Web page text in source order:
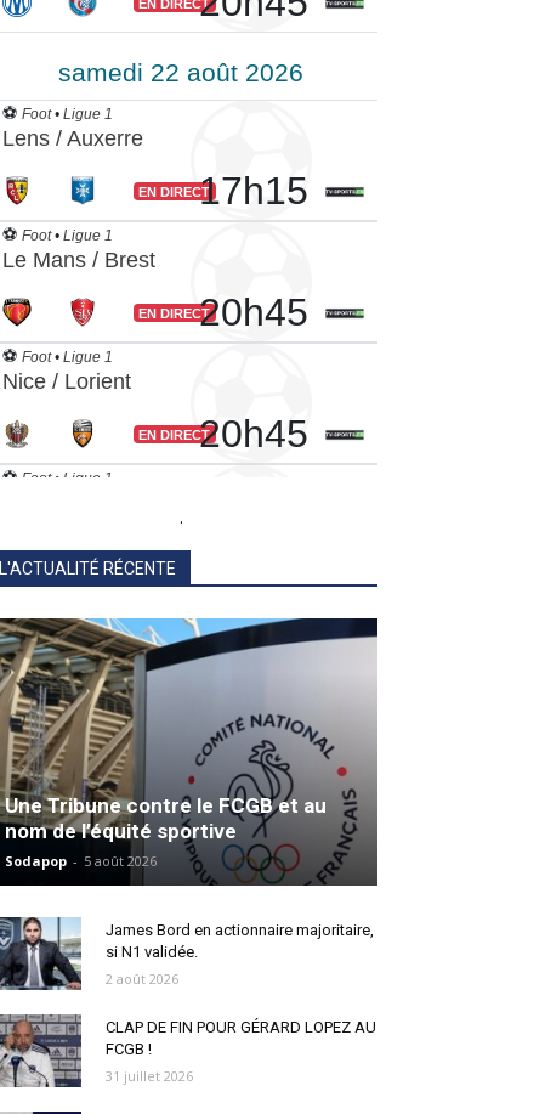
.
L'ACTUALITÉ RÉCENTE
Une Tribune contre le FCGB et au
nom de l’équité sportive
Sodapop - 5 août 2026
James Bord en actionnaire majoritaire,
si N1 validée.
2 août 2026
CLAP DE FIN POUR GÉRARD LOPEZ AU
FCGB !
31 juillet 2026